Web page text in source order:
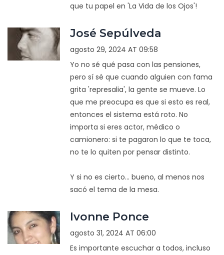
que tu papel en 'La Vida de los Ojos'!
José Sepúlveda
agosto 29, 2024 AT 09:58
Yo no sé qué pasa con las pensiones,
pero sí sé que cuando alguien con fama
grita 'represalia', la gente se mueve. Lo
que me preocupa es que si esto es real,
entonces el sistema está roto. No
importa si eres actor, médico o
camionero: si te pagaron lo que te toca,
no te lo quiten por pensar distinto.
Y si no es cierto... bueno, al menos nos
sacó el tema de la mesa.
Ivonne Ponce
agosto 31, 2024 AT 06:00
Es importante escuchar a todos, incluso